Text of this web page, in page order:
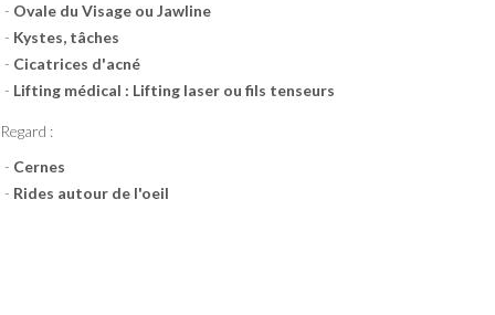
Ovale du Visage ou Jawline
Kystes, tâches
Cicatrices d'acné
Lifting médical : Lifting laser ou fils tenseurs
Regard :
Cernes
Rides autour de l'oeil